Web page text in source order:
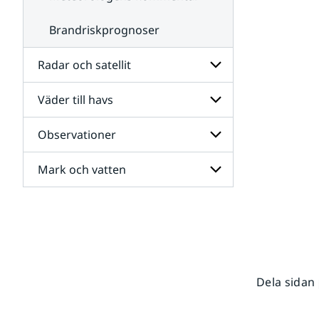
Brandriskprognoser
Radar och satellit
Undersidor
för
Radar
och
satellit
Väder till havs
Undersidor
för
Väder
till
havs
Observationer
Undersidor
för
Mark och vatten
Dela sidan